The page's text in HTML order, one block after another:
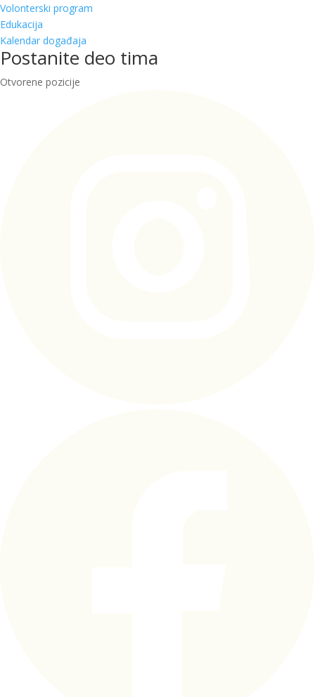
Volonterski program
Edukacija
Kalendar događaja
Postanite deo tima
Otvorene pozicije